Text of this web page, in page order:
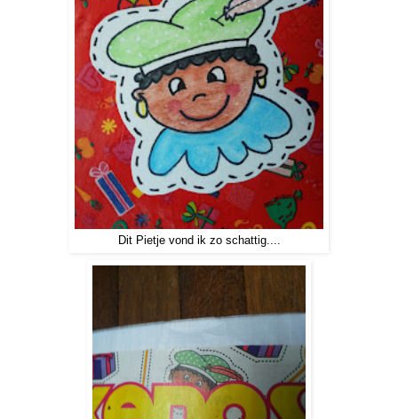
Dit Pietje vond ik zo schattig....